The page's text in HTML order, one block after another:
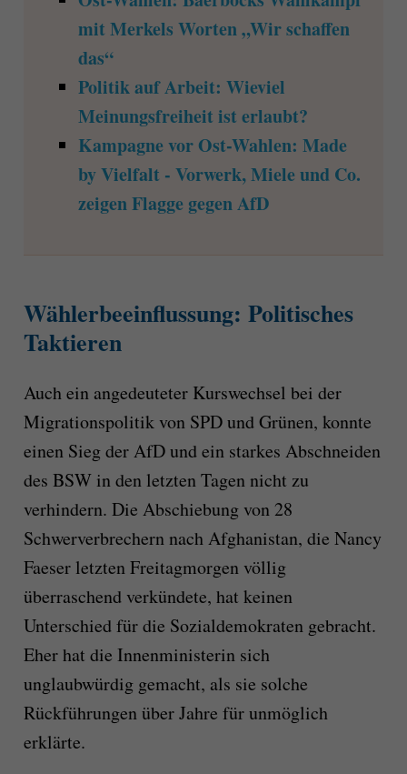
mit Merkels Worten „Wir schaffen
das“
Politik auf Arbeit: Wieviel
Meinungsfreiheit ist erlaubt?
Kampagne vor Ost-Wahlen: Made
by Vielfalt - Vorwerk, Miele und Co.
zeigen Flagge gegen AfD
Wählerbeeinflussung: Politisches
Taktieren
Auch ein angedeuteter Kurswechsel bei der
Migrationspolitik von SPD und Grünen, konnte
einen Sieg der AfD und ein starkes Abschneiden
des BSW in den letzten Tagen nicht zu
verhindern. Die Abschiebung von 28
Schwerverbrechern nach Afghanistan, die Nancy
Faeser letzten Freitagmorgen völlig
überraschend verkündete, hat keinen
Unterschied für die Sozialdemokraten gebracht.
Eher hat die Innenministerin sich
unglaubwürdig gemacht, als sie solche
Rückführungen über Jahre für unmöglich
erklärte.